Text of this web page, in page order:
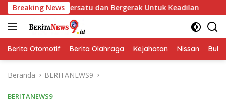
Langsung
ke
konten
Breaking News
Bersatu dan Bergerak Untuk Keadilan Polwan
Berita Otomotif Berita Olahraga Kejahatan Nissan
Beranda BERITANEWS9
BERITANEWS9